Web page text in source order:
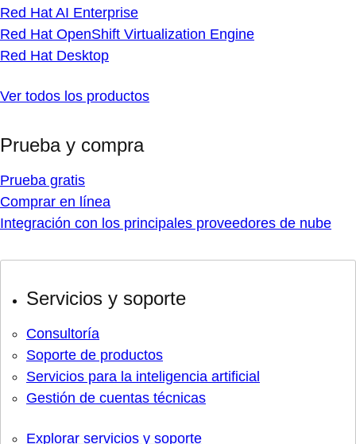
Red Hat AI Enterprise
Red Hat OpenShift Virtualization Engine
Red Hat Desktop
Ver todos los productos
Prueba y compra
Prueba gratis
Comprar en línea
Integración con los principales proveedores de nube
Servicios y soporte
Consultoría
Soporte de productos
Servicios para la inteligencia artificial
Gestión de cuentas técnicas
Explorar servicios y soporte